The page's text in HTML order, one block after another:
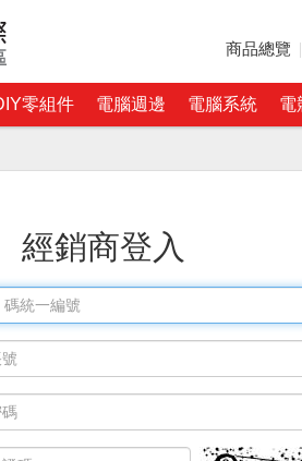
商品總覽
零組件 電腦週邊 電腦系統 電
經銷商登入